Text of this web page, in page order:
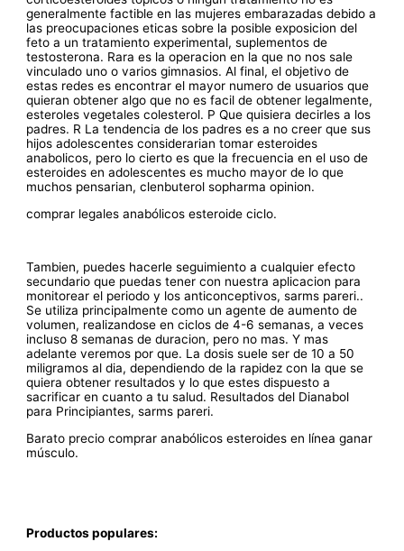
generalmente factible en las mujeres embarazadas debido a
las preocupaciones eticas sobre la posible exposicion del
feto a un tratamiento experimental, suplementos de
testosterona. Rara es la operacion en la que no nos sale
vinculado uno o varios gimnasios. Al final, el objetivo de
estas redes es encontrar el mayor numero de usuarios que
quieran obtener algo que no es facil de obtener legalmente,
esteroles vegetales colesterol. P Que quisiera decirles a los
padres. R La tendencia de los padres es a no creer que sus
hijos adolescentes considerarian tomar esteroides
anabolicos, pero lo cierto es que la frecuencia en el uso de
esteroides en adolescentes es mucho mayor de lo que
muchos pensarian, clenbuterol sopharma opinion.
comprar legales anabólicos esteroide ciclo.
Tambien, puedes hacerle seguimiento a cualquier efecto
secundario que puedas tener con nuestra aplicacion para
monitorear el periodo y los anticonceptivos, sarms pareri..
Se utiliza principalmente como un agente de aumento de
volumen, realizandose en ciclos de 4-6 semanas, a veces
incluso 8 semanas de duracion, pero no mas. Y mas
adelante veremos por que. La dosis suele ser de 10 a 50
miligramos al dia, dependiendo de la rapidez con la que se
quiera obtener resultados y lo que estes dispuesto a
sacrificar en cuanto a tu salud. Resultados del Dianabol
para Principiantes, sarms pareri.
Barato precio comprar anabólicos esteroides en línea ganar
músculo.
Productos populares: